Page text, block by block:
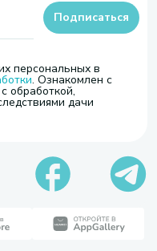
персональных в
. Ознакомлен с
обработкой,
дачи
Подписаться